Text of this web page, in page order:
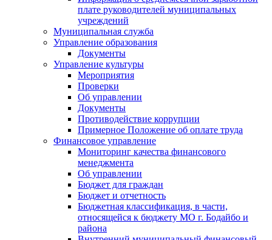
плате руководителей муниципальных
учреждений
Муниципальная служба
Управление образования
Документы
Управление культуры
Мероприятия
Проверки
Об управлении
Документы
Противодействие коррупции
Примерное Положение об оплате труда
Финансовое управление
Мониторинг качества финансового
менеджмента
Об управлении
Бюджет для граждан
Бюджет и отчетность
Бюджетная классификация, в части,
относящейся к бюджету МО г. Бодайбо и
района